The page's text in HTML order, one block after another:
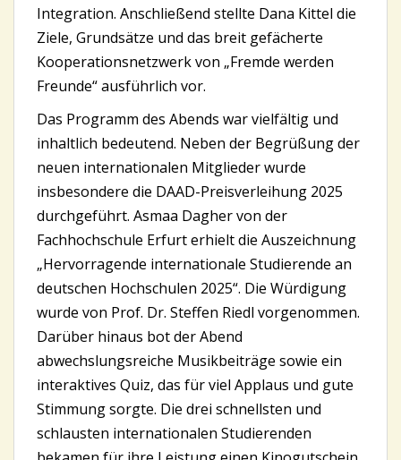
Integration. Anschließend stellte Dana Kittel die
Ziele, Grundsätze und das breit gefächerte
Kooperationsnetzwerk von „Fremde werden
Freunde“ ausführlich vor.
Das Programm des Abends war vielfältig und
inhaltlich bedeutend. Neben der Begrüßung der
neuen internationalen Mitglieder wurde
insbesondere die DAAD-Preisverleihung 2025
durchgeführt. Asmaa Dagher von der
Fachhochschule Erfurt erhielt die Auszeichnung
„Hervorragende internationale Studierende an
deutschen Hochschulen 2025“. Die Würdigung
wurde von Prof. Dr. Steffen Riedl vorgenommen.
Darüber hinaus bot der Abend
abwechslungsreiche Musikbeiträge sowie ein
interaktives Quiz, das für viel Applaus und gute
Stimmung sorgte. Die drei schnellsten und
schlausten internationalen Studierenden